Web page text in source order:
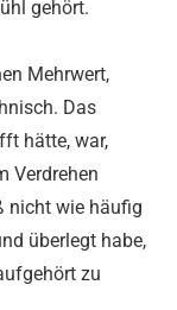
gehört.
Mehrwert,
Das
hätte, war,
Verdrehen
nicht wie häufig
überlegt habe,
zu